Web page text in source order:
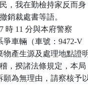
，我在勤檢持家反而身
銷裁處書等語。
時 11 分與本府警察
爭車輛（車號：9472-V
物產生源及處理地點證
，揆諸法條規定，本局
願為無理由，請察核予